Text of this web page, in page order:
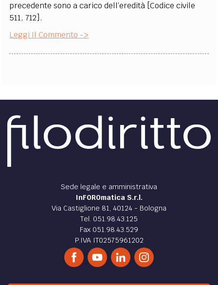
precedente sono a carico dell’eredità [Codice civile
511, 712].
Leggi Il Commento ->
Sede legale e amministrativa
InFOROmatica S.r.l.
Via Castiglione 81, 40124 - Bologna
Tel. 051.98.43.125
Fax 051.98.43.529
P.IVA IT02575961202